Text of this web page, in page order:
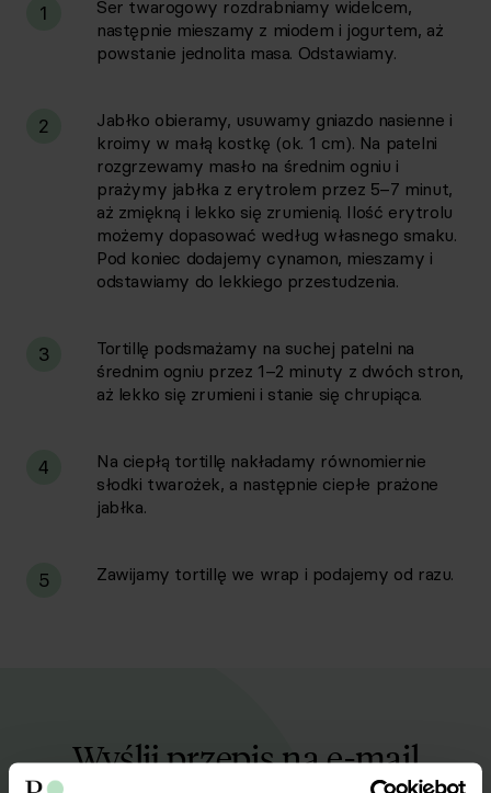
1
Ser twarogowy rozdrabniamy widelcem,
następnie mieszamy z miodem i jogurtem, aż
powstanie jednolita masa. Odstawiamy.
2
Jabłko obieramy, usuwamy gniazdo nasienne i
kroimy w małą kostkę (ok. 1 cm). Na patelni
rozgrzewamy masło na średnim ogniu i
prażymy jabłka z erytrolem przez 5–7 minut,
aż zmiękną i lekko się zrumienią. Ilość erytrolu
możemy dopasować według własnego smaku.
Pod koniec dodajemy cynamon, mieszamy i
odstawiamy do lekkiego przestudzenia.
3
Tortillę podsmażamy na suchej patelni na
średnim ogniu przez 1–2 minuty z dwóch stron,
aż lekko się zrumieni i stanie się chrupiąca.
4
Na ciepłą tortillę nakładamy równomiernie
słodki twarożek, a następnie ciepłe prażone
jabłka.
5 Zawijamy tortillę we wrap i podajemy od razu.
Wyślij przepis na e-mail